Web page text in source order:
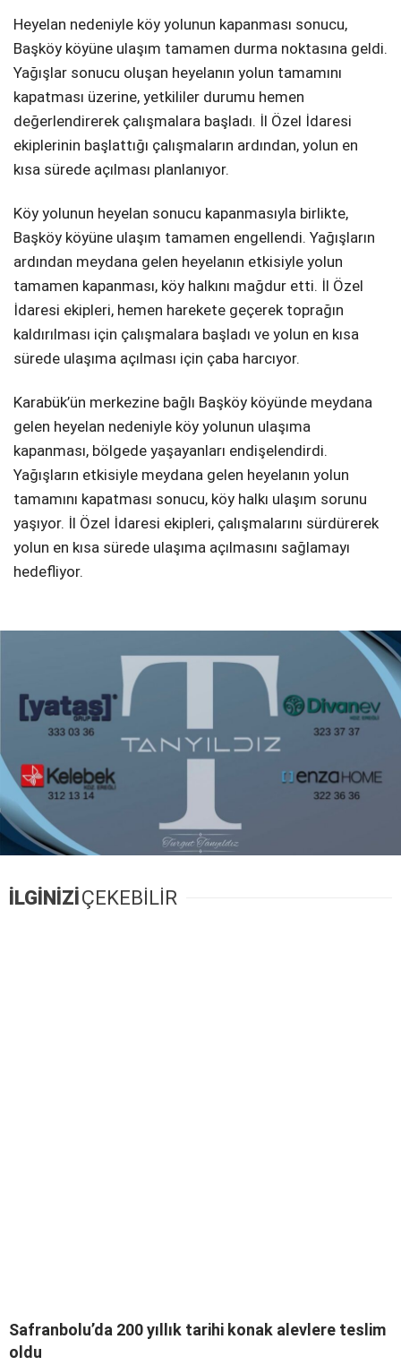
Heyelan nedeniyle köy yolunun kapanması sonucu,
Başköy köyüne ulaşım tamamen durma noktasına geldi.
Yağışlar sonucu oluşan heyelanın yolun tamamını
kapatması üzerine, yetkililer durumu hemen
değerlendirerek çalışmalara başladı. İl Özel İdaresi
ekiplerinin başlattığı çalışmaların ardından, yolun en
kısa sürede açılması planlanıyor.
Köy yolunun heyelan sonucu kapanmasıyla birlikte,
Başköy köyüne ulaşım tamamen engellendi. Yağışların
ardından meydana gelen heyelanın etkisiyle yolun
tamamen kapanması, köy halkını mağdur etti. İl Özel
İdaresi ekipleri, hemen harekete geçerek toprağın
kaldırılması için çalışmalara başladı ve yolun en kısa
sürede ulaşıma açılması için çaba harcıyor.
Karabük’ün merkezine bağlı Başköy köyünde meydana
gelen heyelan nedeniyle köy yolunun ulaşıma
kapanması, bölgede yaşayanları endişelendirdi.
Yağışların etkisiyle meydana gelen heyelanın yolun
tamamını kapatması sonucu, köy halkı ulaşım sorunu
yaşıyor. İl Özel İdaresi ekipleri, çalışmalarını sürdürerek
yolun en kısa sürede ulaşıma açılmasını sağlamayı
hedefliyor.
İLGİNİZİ ÇEKEBİLİR
Safranbolu’da 200 yıllık tarihi konak alevlere teslim
oldu